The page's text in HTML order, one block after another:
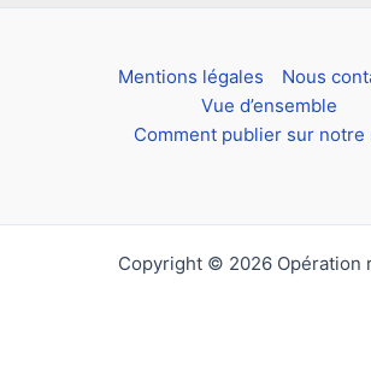
Mentions légales
Nous
Vue d’ensemble
Comment publier sur notre
Copyright © 2026 Opération